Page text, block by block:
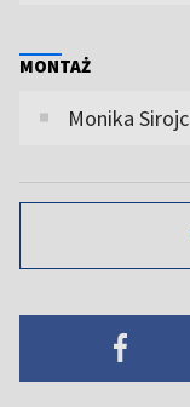
MONTAŻ
Monika Sirojc